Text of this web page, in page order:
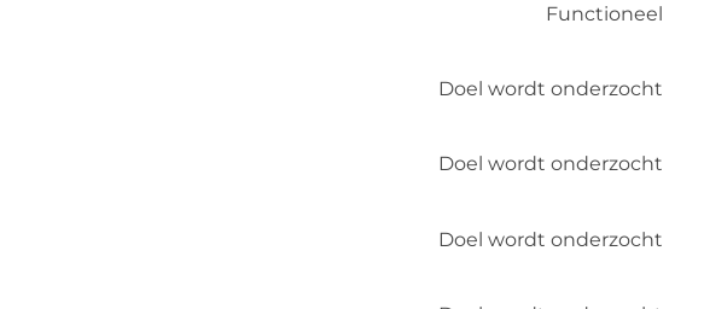
Functioneel
Doel wordt onderzocht
Doel wordt onderzocht
Doel wordt onderzocht